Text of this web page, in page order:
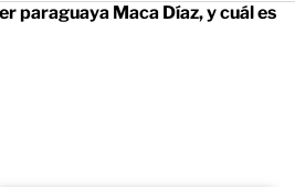
paraguaya Maca Díaz, y cuál es